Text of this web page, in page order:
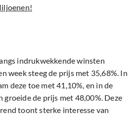
indrukwekkende winsten
week steeg de prijs met 35,68%. In
deze toe met 41,10%, en in de
groeide de prijs met 48,00%. Deze
toont sterke interesse van